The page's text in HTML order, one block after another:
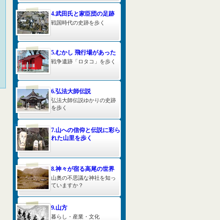
4.武田氏と家臣団の足跡
戦国時代の史跡を歩く
5.むかし 飛行場があった
戦争遺跡「ロタコ」を歩く
6.弘法大師伝説
弘法大師伝説ゆかりの史跡
を歩く
7.山への信仰と伝説に彩ら
れた山里を歩く
8.神々が宿る高尾の世界
山奥の不思議な神社を知っ
ていますか？
9.山方
暮らし・産業・文化